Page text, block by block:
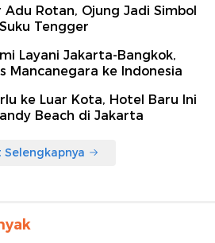
Adu Rotan, Ojung Jadi Simbol
Tengger
Layani Jakarta-Bangkok,
Mancanegara ke Indonesia
ke Luar Kota, Hotel Baru Ini
Beach di Jakarta
Selengkapnya